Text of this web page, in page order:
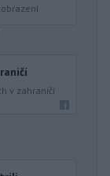
v zahraničí